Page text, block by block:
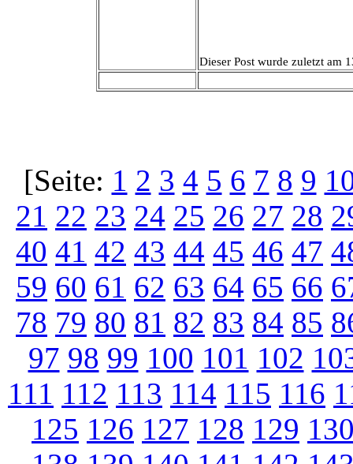
Dieser Post wurde zuletzt am
[Seite: 1 2 3 4 5 6 7 8 9
21 22 23 24 25 26 27 28
40 41 42 43 44 45 46 47
59 60 61 62 63 64 65 66
78 79 80 81 82 83 84 85
97 98 99 100 101 102
111 112 113 114 115 116
125 126 127 128 129